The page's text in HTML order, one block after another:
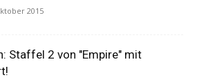
2015
Staffel 2 von "Empire" mit